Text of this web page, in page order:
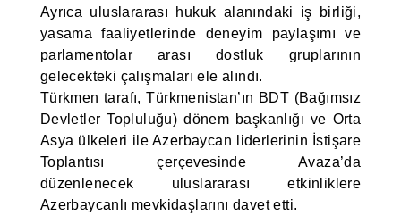
Ayrıca uluslararası hukuk alanındaki iş birliği,
yasama faaliyetlerinde deneyim paylaşımı ve
parlamentolar arası dostluk gruplarının
gelecekteki çalışmaları ele alındı.
Türkmen tarafı, Türkmenistan’ın BDT (Bağımsız
Devletler Topluluğu) dönem başkanlığı ve Orta
Asya ülkeleri ile Azerbaycan liderlerinin İstişare
Toplantısı çerçevesinde Avaza’da
düzenlenecek uluslararası etkinliklere
Azerbaycanlı mevkidaşlarını davet etti.